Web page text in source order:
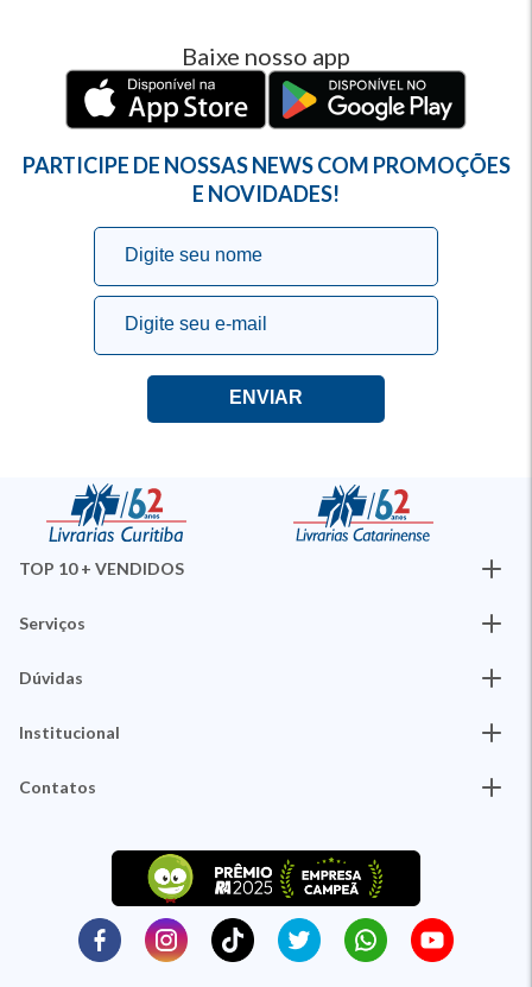
Baixe nosso app
PARTICIPE DE NOSSAS NEWS COM PROMOÇÕES
E NOVIDADES!
TOP 10 + VENDIDOS
Serviços
Dúvidas
Institucional
Contatos